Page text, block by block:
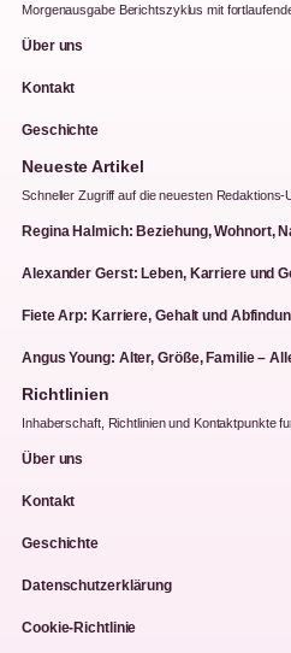
Morgenausgabe Berichtszyklus mit
Über uns
Kontakt
Geschichte
Neueste Artikel
Schneller Zugriff auf die neuesten Redaktions-
Regina Halmich: Beziehung, Wohnort,
Alexander Gerst: Leben, Karriere und
Fiete Arp: Karriere, Gehalt und
Angus Young: Alter, Größe, Familie –
Richtlinien
Inhaberschaft, Richtlinien und Kontaktpunkte
Über uns
Kontakt
Geschichte
Datenschutzerklärung
Cookie-Richtlinie